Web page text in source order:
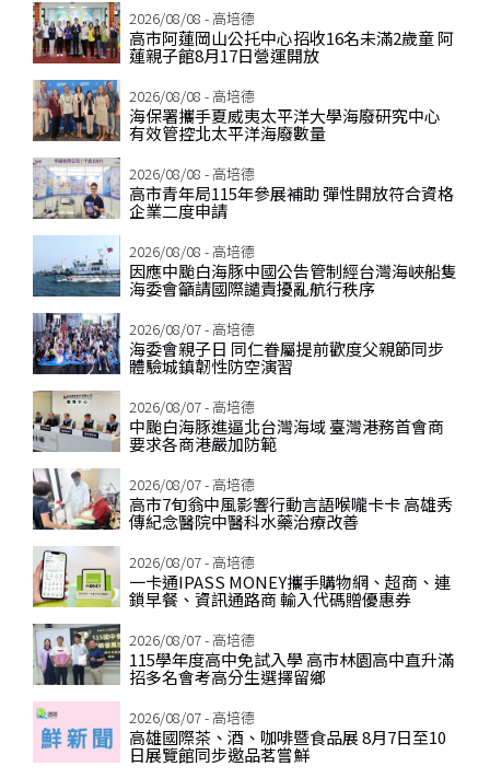
2026/08/08 - 高培德
高市阿蓮岡山公托中心招收16名未滿2歲童 阿
蓮親子館8月17日營運開放
2026/08/08 - 高培德
海保署攜手夏威夷太平洋大學海廢研究中心
有效管控北太平洋海廢數量
2026/08/08 - 高培德
高市青年局115年參展補助 彈性開放符合資格
企業二度申請
2026/08/08 - 高培德
因應中颱白海豚中國公告管制經台灣海峽船隻
海委會籲請國際譴責擾亂航行秩序
2026/08/07 - 高培德
海委會親子日 同仁眷屬提前歡度父親節同步
體驗城鎮韌性防空演習
2026/08/07 - 高培德
中颱白海豚進逼北台灣海域 臺灣港務首會商
要求各商港嚴加防範
2026/08/07 - 高培德
高市7旬翁中風影響行動言語喉嚨卡卡 高雄秀
傳紀念醫院中醫科水藥治療改善
2026/08/07 - 高培德
一卡通IPASS MONEY攜手購物網、超商、連
鎖早餐、資訊通路商 輸入代碼贈優惠券
2026/08/07 - 高培德
115學年度高中免試入學 高市林園高中直升滿
招多名會考高分生選擇留鄉
2026/08/07 - 高培德
高雄國際茶、酒、咖啡暨食品展 8月7日至10
日展覽館同步邀品茗嘗鮮